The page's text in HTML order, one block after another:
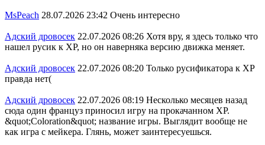
MsPeach 28.07.2026 23:42 Очень интересно
Адский дровосек 22.07.2026 08:26 Хотя вру, я здесь только что
нашел русик к XP, но он наверняка версию движка меняет.
Адский дровосек 22.07.2026 08:20 Только русификатора к ХР
правда нет(
Адский дровосек 22.07.2026 08:19 Несколько месяцев назад
сюда один француз приносил игру на прокачанном XP.
&quot;Coloration&quot; название игры. Выглядит вообще не
как игра с мейкера. Глянь, может заинтересуешься.